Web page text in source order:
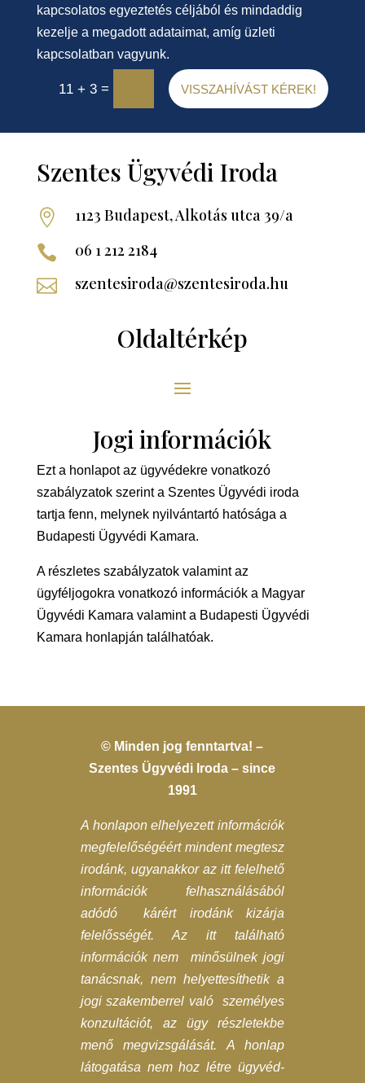
kapcsolatos egyeztetés céljából és mindaddig
kezelje a megadott adataimat, amíg üzleti
kapcsolatban vagyunk.
11 + 3 = VISSZAHÍVÁST KÉREK!
Szentes Ügyvédi Iroda
 1123 Budapest, Alkotás utca 39/a
 06 1 212 2184
 szentesiroda@szentesiroda.hu
Oldaltérkép
Jogi információk
Ezt a honlapot az ügyvédekre vonatkozó
szabályzatok szerint a Szentes Ügyvédi iroda
tartja fenn, melynek nyilvántartó hatósága a
Budapesti Ügyvédi Kamara.
A részletes szabályzatok valamint az
ügyféljogokra vonatkozó információk a Magyar
Ügyvédi Kamara valamint a Budapesti Ügyvédi
Kamara honlapján találhatóak.
© Minden jog fenntartva! –
Szentes Ügyvédi Iroda – since
1991
A honlapon elhelyezett információk
megfelelőségéért mindent megtesz
irodánk, ugyanakkor az itt felelhető
információk felhasználásából
adódó kárért irodánk kizárja
felelősségét. Az itt található
információk nem minősülnek jogi
tanácsnak, nem helyettesíthetik a
jogi szakemberrel való személyes
konzultációt, az ügy részletekbe
menő megvizsgálását. A honlap
látogatása nem hoz létre ügyvéd-